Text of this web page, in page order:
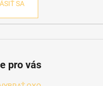
SA
pro vás